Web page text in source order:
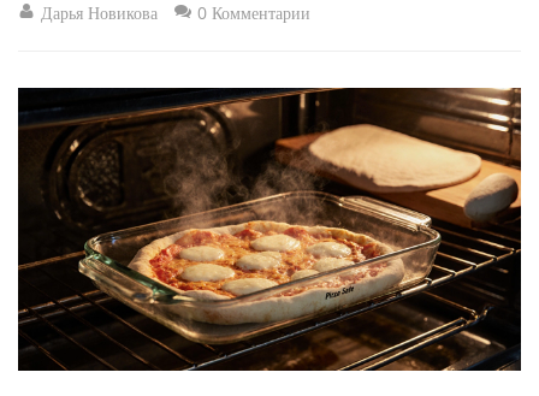
Дарья Новикова 0 Комментарии